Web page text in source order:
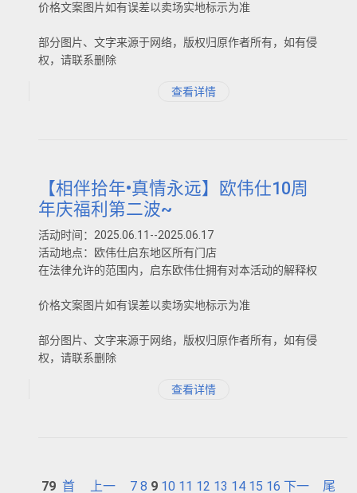
价格文案图片如有误差以卖场实地标示为准
部分图片、文字来源于网络，版权归原作者所有，如有侵
权，请联系删除
查看详情
【相伴拾年•真情永远】欧伟仕10周
年庆福利第二波~
活动时间：2025.06.11--2025.06.17
活动地点：欧伟仕启东地区所有门店
在法律允许的范围内，启东欧伟仕拥有对本活动的解释权
价格文案图片如有误差以卖场实地标示为准
部分图片、文字来源于网络，版权归原作者所有，如有侵
权，请联系删除
查看详情
79 首 上一 7 8 9 10 11 12 13 14 15 16 下一 尾